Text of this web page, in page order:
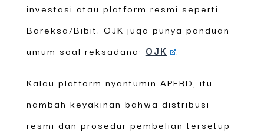
investasi atau platform resmi seperti
Bareksa/Bibit. OJK juga punya panduan
umum soal reksadana: OJK .
Kalau platform nyantumin APERD, itu
nambah keyakinan bahwa distribusi
resmi dan prosedur pembelian tersetup